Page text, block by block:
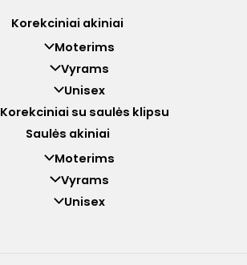
Korekciniai akiniai
Moterims
Vyrams
Unisex
Korekciniai su saulės klipsu
Saulės akiniai
Moterims
Vyrams
Unisex